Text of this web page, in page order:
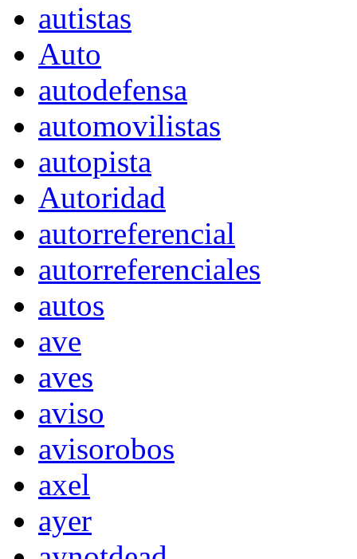
autistas
Auto
autodefensa
automovilistas
autopista
Autoridad
autorreferencial
autorreferenciales
autos
ave
aves
aviso
avisorobos
axel
ayer